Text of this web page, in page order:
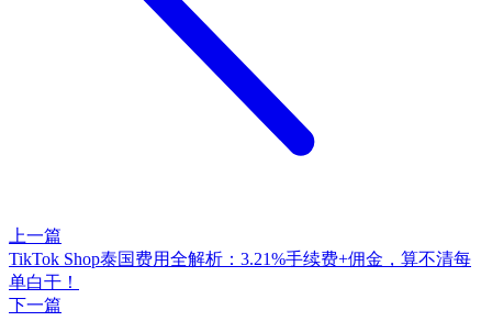
上一篇
TikTok Shop泰国费用全解析：3.21%手续费+佣金，算不清每
单白干！
下一篇